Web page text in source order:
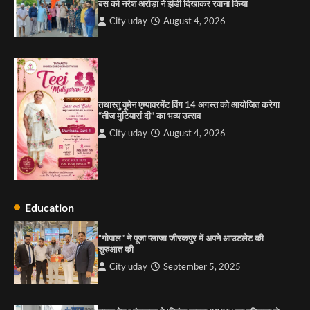
2
आयाम
City uday August 13, 2025
3
4
बस को नरेश अरोड़ा ने झंडी दिखाकर रवाना किया
City uday August 4, 2026
तथास्तु वूमेन एम्पावरमेंट विंग 14 अगस्त को आयोजित करेगा
“तीज मुटियारां दी” का भव्य उत्सव
City uday August 4, 2026
Education
“गोपाल” ने पूजा प्लाजा जीरकपुर में अपने आउटलेट की
शुरुआत की
City uday September 5, 2025